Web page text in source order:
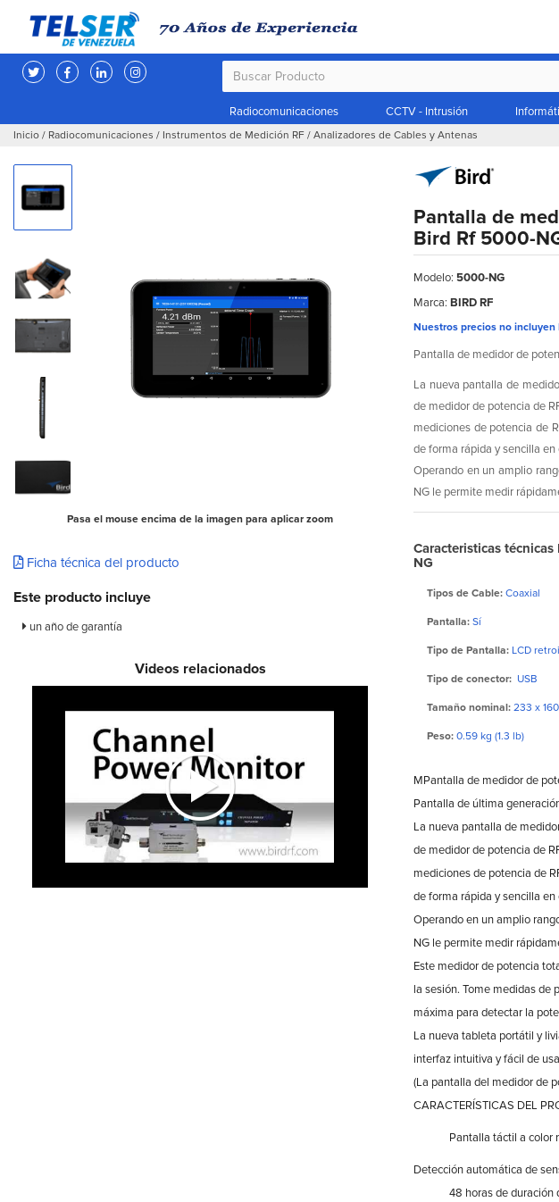
Radiocomunicaciones CCTV - Intrusión
Inicio / Radiocomunicaciones / Instrumentos de Medición RF / Analizadores de Cables y Antenas
Pasa el mouse encima de la imagen para aplicar zoom
Ficha técnica del producto
Este producto incluye
un año de garantía
Videos relacionados
Pantalla de
Bird Rf 5000-
Modelo: 5000-NG
Marca: BIRD RF
Nuestros precios no incluyen
Pantalla de medidor de
La nueva pantalla de
de medidor de potencia de
mediciones de potencia de
de forma rápida y sencilla
Operando en un amplio
NG le permite medir
Caracteristicas
NG
Tipos de Cable: Coaxial
Pantalla: Sí
Tipo de Pantalla: LCD
Tipo de conector: USB
Tamaño nominal: 233 x
Peso: 0.59 kg (1.3 lb)
MPantalla de medidor de
Pantalla de última
La nueva pantalla de
de medidor de potencia de
mediciones de potencia de
de forma rápida y sencilla
Operando en un amplio
NG le permite medir
Este medidor de potencia
la sesión. Tome medidas de
máxima para detectar la
La nueva tableta portátil y
interfaz intuitiva y fácil de
(La pantalla del medidor de
CARACTERÍSTICAS DEL
Pantalla táctil a color
Detección automática de
48 horas de duración